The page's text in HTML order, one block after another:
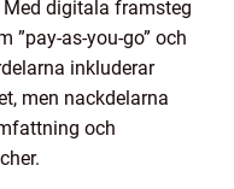
digitala framsteg
”pay-as-you-go” och
inkluderar
men nackdelarna
och